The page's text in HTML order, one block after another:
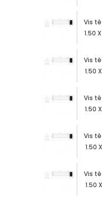
Vis
1.50
Vis
1.50
Vis
1.50
Vis
1.50
Vis
1.50